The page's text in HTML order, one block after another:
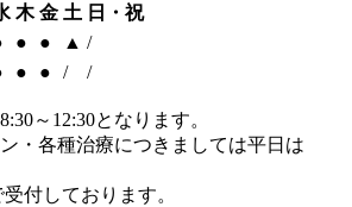
木 金 土 日・祝
● ● ▲ /
● ● / /
～12:30となります。
・各種治療につきましては平日は
付しております。